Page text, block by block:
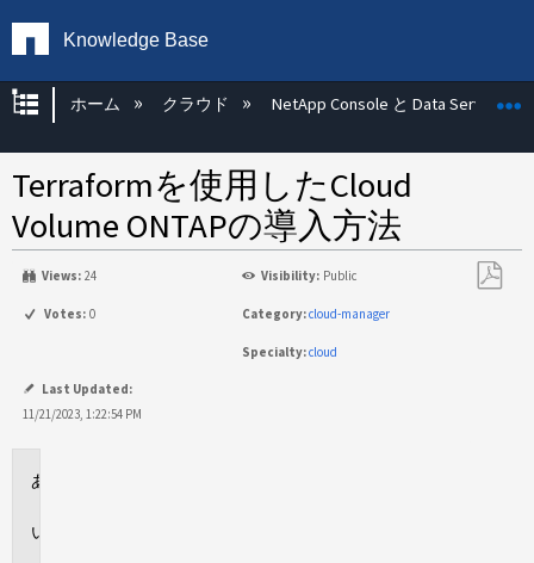
Knowledge Base
グローバル階層を展開/折りたたむ
ホーム クラウド NetApp Console と Data Services
Terraformを使用したCloud
Volume ONTAPの導入方法
Views: 24 Visibility: Public
Votes: 0 Category:cloud-manager
Specialty:cloud
Last Updated:
11/21/2023, 1:22:54 PM